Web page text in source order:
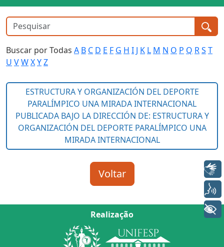
Buscar por Todas A B C D E F G H I J K L M N O P Q RS T
U VWXYZ
Realização